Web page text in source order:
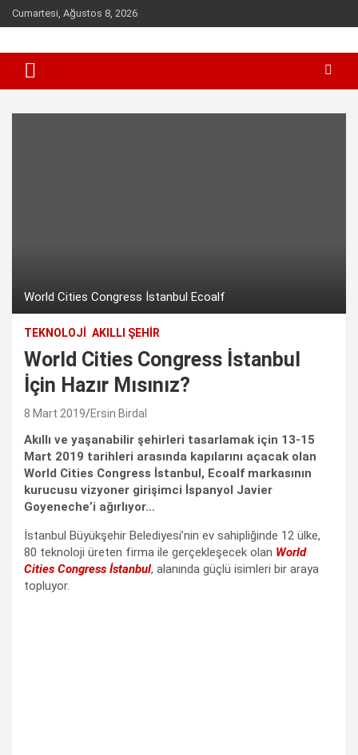
Skip
to
Cumartesi, Ağustos 8, 2026
incelet.com
World Cities Congress İstanbul Ecoalf
TEKNOLOJI AKILLI ŞEHIR
World Cities Congress İstanbul
İçin Hazır Mısınız?
8 Mart 2019 Ersin Birdal
Akıllı ve yaşanabilir şehirleri tasarlamak için 13-15
Mart 2019 tarihleri arasında kapılarını açacak olan
World Cities Congress İstanbul, Ecoalf markasının
kurucusu vizyoner girişimci İspanyol Javier
Goyeneche’i ağırlıyor…
İstanbul Büyükşehir Belediyesi’nin ev sahipliğinde 12 ülke,
80 teknoloji üreten firma ile gerçekleşecek olan World
Cities Congress İstanbul, alanında güçlü isimleri bir araya
topluyor.